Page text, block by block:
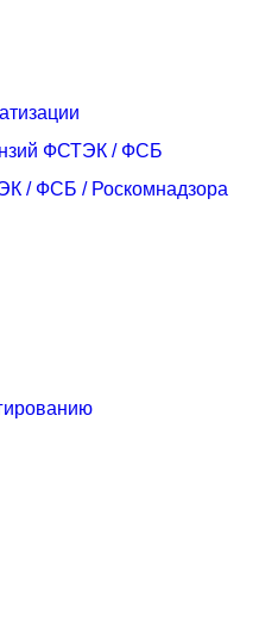
ФСТЭК / ФСБ
/ ФСБ / Роскомнадзора